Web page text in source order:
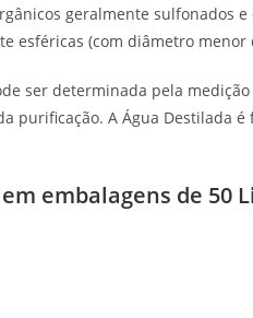
geralmente sulfonados
esféricas (com diâmetro menor
ser determinada pela
purificação. A Água Destilada
embalagens de 50